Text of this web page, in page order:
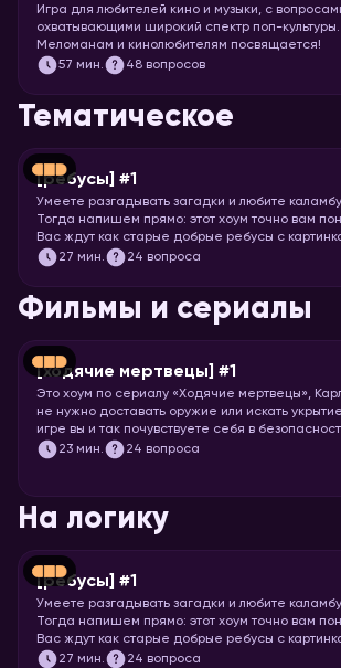
Игра для любителей кино и музыки, с
охватывающими широкий спектр поп-культуры.
Меломанам и кинолюбителям посвящается!
57 мин. 48 вопросов
Тематическое
[ребусы] #1
Умеете разгадывать загадки и любите
Тогда напишем прямо: этот хоум точно вам
Вас ждут как старые добрые ребусы с
вопросы с визуальными подсказками.
27 мин. 24 вопроса
Фильмы и сериалы
[ходячие мертвецы] #1
Это хоум по сериалу «Ходячие мертвецы»,
не нужно доставать оружие или искать
игре вы и так почувствуете себя в
Спросим вас про все 11 сезонов сериала, так
23 мин. 24 вопроса
На логику
[ребусы] #1
Умеете разгадывать загадки и любите
Тогда напишем прямо: этот хоум точно вам
Вас ждут как старые добрые ребусы с
вопросы с визуальными подсказками.
27 мин. 24 вопроса